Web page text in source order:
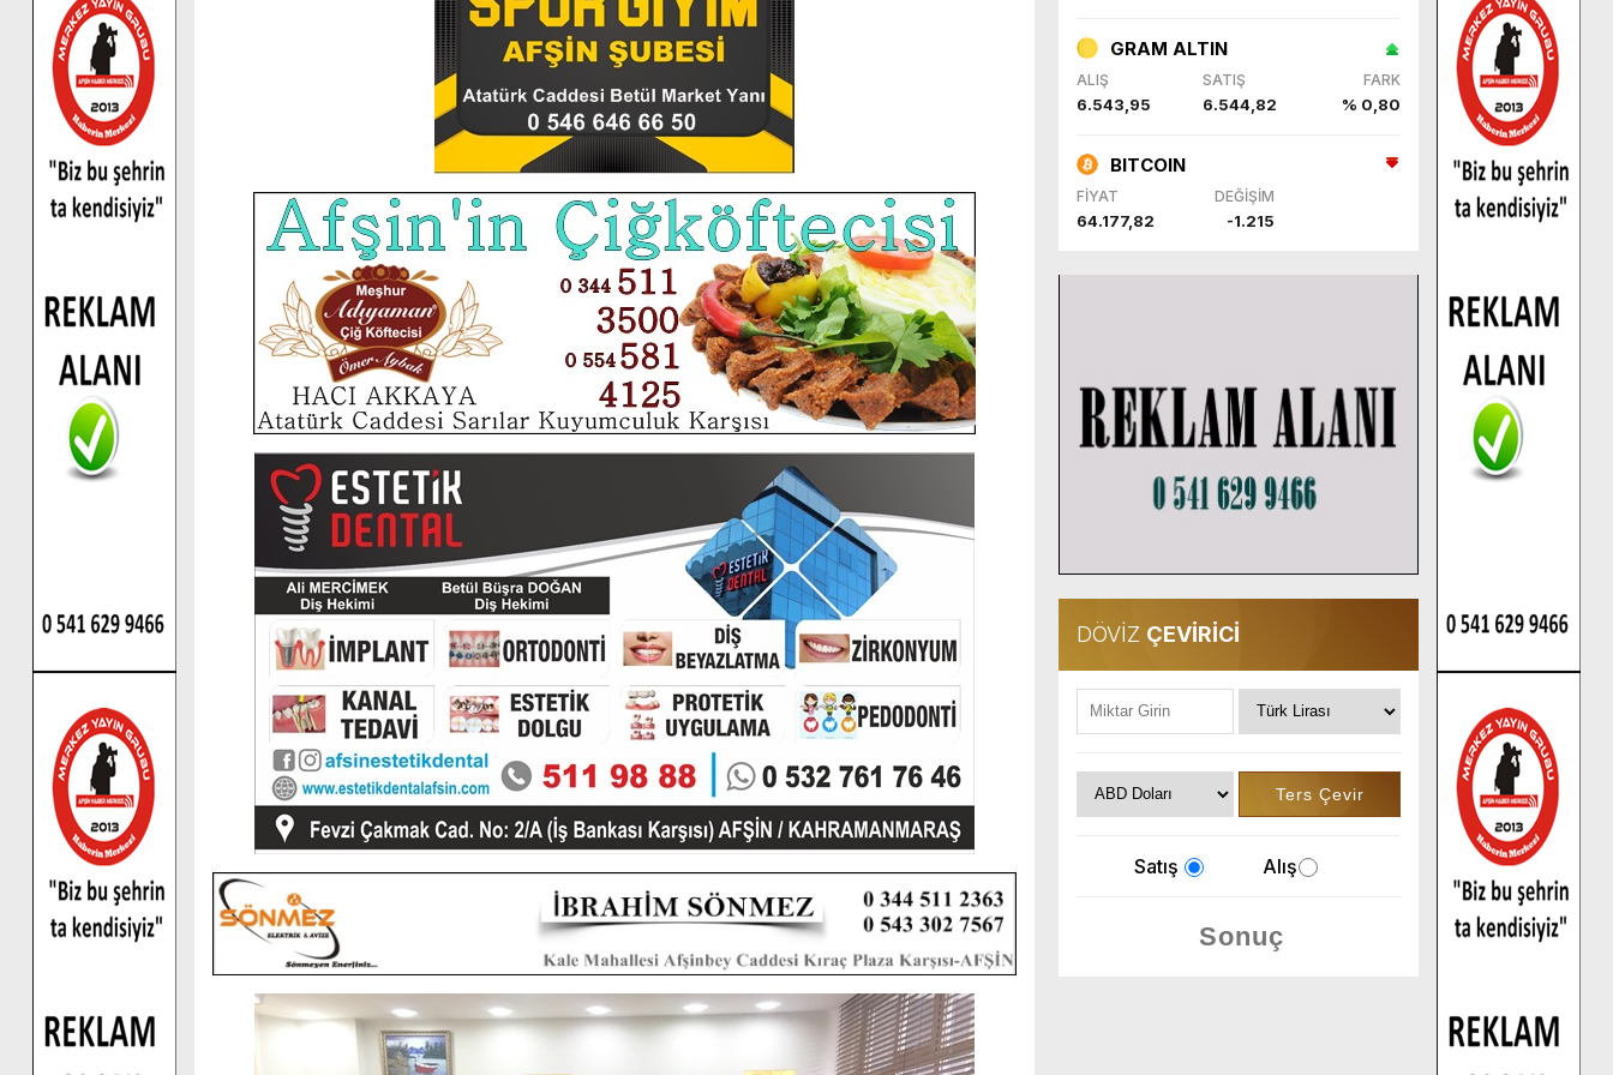
GRAM ALTIN
ALIŞ SATIŞ FARK
6.543,95 6.544,82 % 0,80
BITCOIN
FİYAT DEĞİŞİM
64.177,82 -1.215
DÖVİZ ÇEVİRİCİ
Satış Alış